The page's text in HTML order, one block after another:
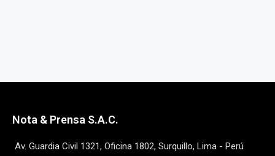
Nota & Prensa S.A.C.
Av. Guardia Civil 1321, Oficina 1802, Surquillo, Lima - Perú